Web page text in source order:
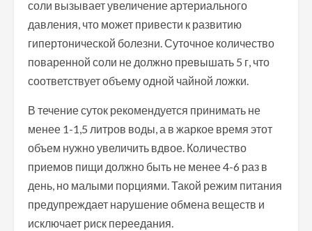
соли вызывает увеличение артериального
давления, что может привести к развитию
гипертонической болезни. Суточное количество
поваренной соли не должно превышать 5 г, что
соответствует объему одной чайной ложки.
В течение суток рекомендуется принимать не
менее 1-1,5 литров воды, а в жаркое время этот
объем нужно увеличить вдвое. Количество
приемов пищи должно быть не менее 4-6 раз в
день, но малыми порциями. Такой режим питания
предупреждает нарушение обмена веществ и
исключает риск переедания.